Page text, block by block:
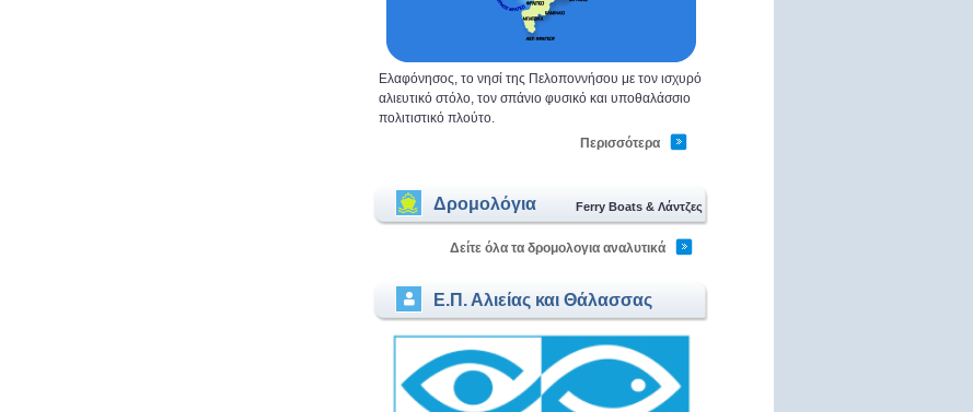
Ελαφόνησος, το νησί της Πελοποννήσου με τον ισχυρό
αλιευτικό στόλο, τον σπάνιο φυσικό και υποθαλάσσιο
πολιτιστικό πλούτο.
Περισσότερα
Δρομολόγια Ferry Boats & Λάντζες
Δείτε όλα τα δρομολογια αναλυτικά
Ε.Π. Αλιείας και Θάλασσας